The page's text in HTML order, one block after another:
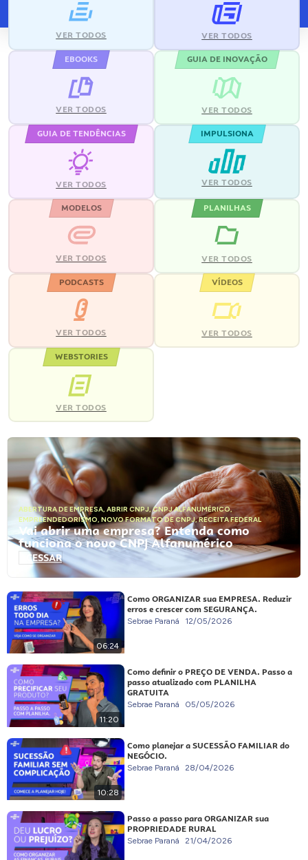
VER TODOS VER TODOS
EBOOKS
VER TODOS
GUIA DE INOVAÇÃO
VER TODOS
GUIA DE TENDÊNCIAS
VER TODOS
IMPULSIONA
VER TODOS
MODELOS
VER TODOS
PLANILHAS
VER TODOS
PODCASTS
VER TODOS
VÍDEOS
VER TODOS
WEBSTORIES
VER TODOS
ABERTURA DE EMPRESA, ABRIR CNPJ,CNPJ ALFANUMÉRICO,
EMPREENDEDORISMO, NOVO FORMATO DE CNPJ,RECEITA FEDERAL
Vai abrir uma empresa? Entenda como
funciona o novo CNPJ Alfanumérico
ACESSAR
06:24
Como ORGANIZAR sua EMPRESA. Reduzir
erros e crescer com SEGURANÇA.
Sebrae Paraná 12/05/2026
11:20
Como definir o PREÇO DE VENDA. Passo a
passo atualizado com PLANILHA
GRATUITA
Sebrae Paraná 05/05/2026
10:28
Como planejar a SUCESSÃO FAMILIAR do
NEGÓCIO.
Sebrae Paraná 28/04/2026
Passo a passo para ORGANIZAR sua
PROPRIEDADE RURAL
Sebrae Paraná 21/04/2026